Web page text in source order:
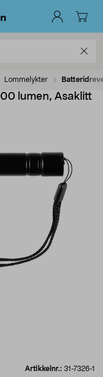
Lommelykter
lumen, Asaklitt
Artikkelnr.: 31-7326-1